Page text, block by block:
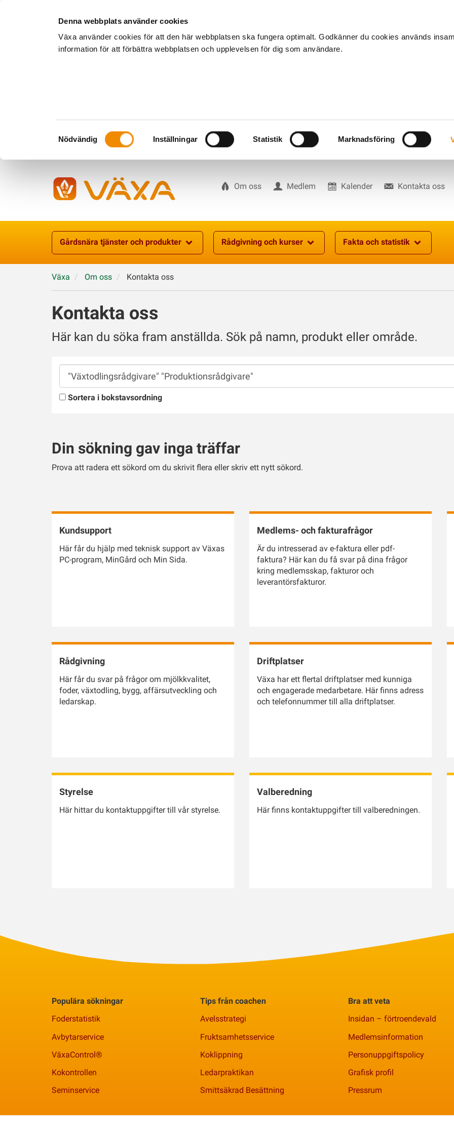
Denna webbplats använder cookies
Växa använder cookies för att den här webbplatsen ska fungera optimalt. Godkänner du cookies används
information för att förbättra webbplatsen och upplevelsen för dig som användare.
Samtyckesval
Nödvändig Inställningar Statistik Marknadsföring
Om oss Medlem Kalender Kontakta oss
Gårdsnära tjänster och produkter
Rådgivning och kurser Fakta och statistik
Växa Om oss Kontakta oss
Kontakta oss
Här kan du söka fram anställda. Sök på namn, produkt eller område.
Sök
kontakt
Sortera i bokstavsordning
Din sökning gav inga träffar
Prova att radera ett sökord om du skrivit flera eller skriv ett nytt sökord.
Kundsupport
Här får du hjälp med teknisk support av Växas
PC-program, MinGård och Min Sida.
Medlems- och fakturafrågor
Är du intresserad av e-faktura eller pdf-
faktura? Här kan du få svar på dina frågor
kring medlemsskap, fakturor och
leverantörsfakturor.
Rådgivning
Här får du svar på frågor om mjölkkvalitet,
foder, växtodling, bygg, affärsutveckling och
ledarskap.
Driftplatser
Växa har ett flertal driftplatser med kunniga
och engagerade medarbetare. Här finns adress
och telefonnummer till alla driftplatser.
Styrelse
Här hittar du kontaktuppgifter till vår styrelse.
Valberedning
Här finns kontaktuppgifter till valberedningen.
Populära sökningar
Foderstatistik
Avbytarservice
VäxaControl®
Kokontrollen
Seminservice
Tips från coachen
Avelsstrategi
Fruktsamhetsservice
Koklippning
Ledarpraktikan
Smittsäkrad Besättning
Bra att veta
Insidan – förtroendevald
Medlemsinformation
Personuppgiftspolicy
Grafisk profil
Pressrum